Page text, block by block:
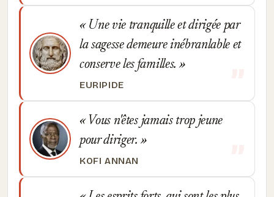
Une vie tranquille et dirigée par
la sagesse demeure inébranlable et
conserve les familles.
EURIPIDE
Vous n'êtes jamais trop jeune
pour diriger.
KOFI ANNAN